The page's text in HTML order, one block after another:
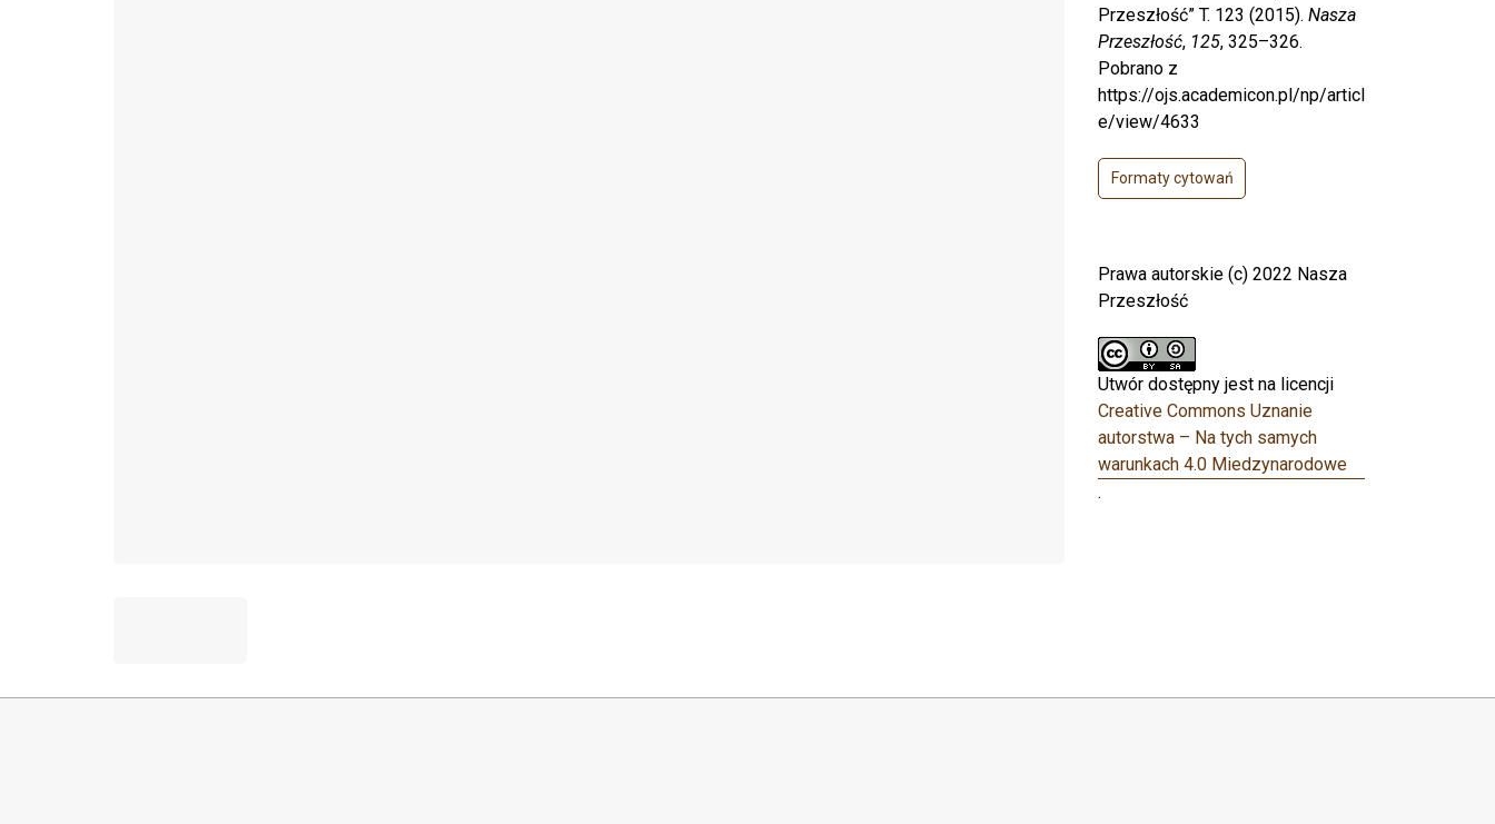
Przeszłość” T. 123 (2015). Nasza
Przeszłość, 125, 325–326.
Pobrano z
https://ojs.academicon.pl/np/articl
e/view/4633
Formaty cytowań
Prawa autorskie (c) 2022 Nasza
Przeszłość
Utwór dostępny jest na licencji
Creative Commons Uznanie
autorstwa – Na tych samych
warunkach 4.0 Miedzynarodowe
.